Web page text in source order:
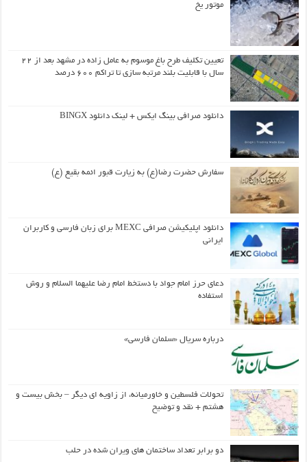
موتور یخ
تعیین تکلیف طرح باغ موسوم به عامل زاده در مشهد بعد از ۲۲
سال با قابلیت بلند مرتبه سازی تا تراکم ۶۰۰ درصد
دانلود صرافی بینگ ایکس + لینک دانلود BINGX
سفارش حضرت رضا(ع) به زیارت قبور ائمه بقیع (ع)
دانلود اپلیکیشن صرافی MEXC برای زبان فارسی و کاربران
ایرانی
دعای حرز امام جواد با دستخط امام رضا علیهما السلام و روش
استفاده
درباره سریال «سلمان فارسی»
تحولات فلسطین و خاورمیانه، از زاویه ای دیگر – بخش بیست و
هشتم + نقد و توضیح
دو برابر تعداد ساختمان های ویران شده در حلب